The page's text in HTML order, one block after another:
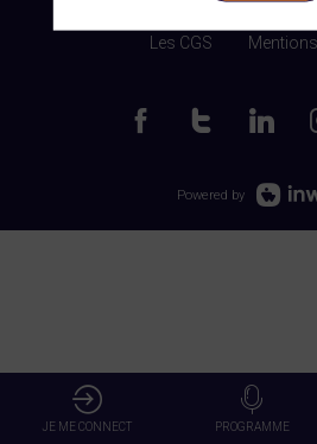
Les CGS
Powered by
JE ME CONNECT PROGRAMME